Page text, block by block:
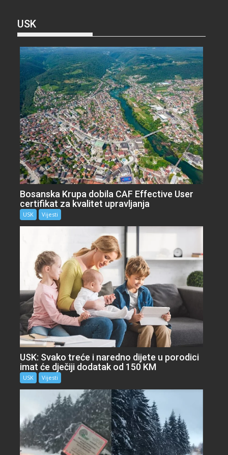
USK
Bosanska Krupa dobila CAF Effective User
certifikat za kvalitet upravljanja
USK Vijesti
USK: Svako treće i naredno dijete u porodici
imat će dječiji dodatak od 150 KM
USK Vijesti